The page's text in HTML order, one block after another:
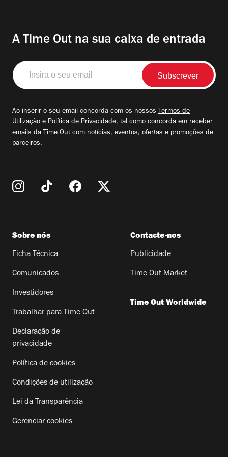
A Time Out na sua caixa de entrada
Insira
o
seu
Ao inserir o seu email concorda com os nossos Termos de
Utilização e Política de Privacidade, tal como concorda em receber
emails da Time Out com notícias, eventos, ofertas e promoções de
parceiros.
Sobre nós
Ficha Técnica
Comunicados
Investidores
Trabalhar para Time Out
Declaração de
privacidade
Política de cookies
Condições de utilização
Lei da Transparência
Gerenciar cookies
Contacte-nos
Publicidade
Time Out Market
Time Out Worldwide